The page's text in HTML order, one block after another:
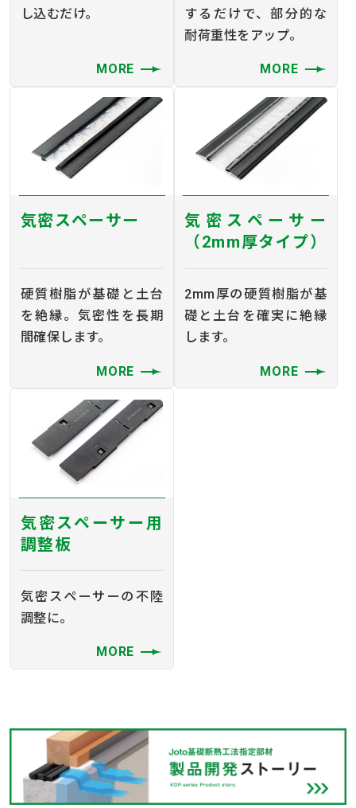
し込むだけ。
MORE
するだけで、部分的な
耐荷重性をアップ。
MORE
気密スペーサー
硬質樹脂が基礎と土台
を絶縁。気密性を長期
間確保します。
MORE
気密スペーサー
（2mm厚タイプ）
2mm厚の硬質樹脂が基
礎と土台を確実に絶縁
します。
MORE
気密スペーサー用
調整板
気密スペーサーの不陸
調整に。
MORE